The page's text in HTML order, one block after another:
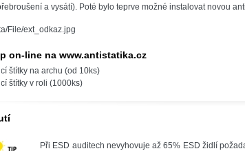
a vysátí). Poté bylo teprve možné instalovat novou
File/ext_odkaz.jpg
on-line na www.antistatika.cz
štítky na archu (od 10ks)
štítky v roli (1000ks)
Při ESD auditech nevyhovuje až 65% ESD židlí